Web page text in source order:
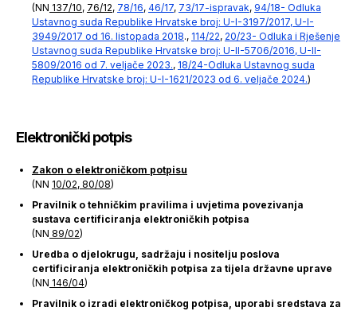
(NN 137/10, 76/12, 78/16, 46/17, 73/17-ispravak, 94/18- Odluka
Ustavnog suda Republike Hrvatske broj: U-I-3197/2017, U-I-
3949/2017 od 16. listopada 2018., 114/22, 20/23- Odluka i Rješenje
Ustavnog suda Republike Hrvatske broj: U-II-5706/2016, U-II-
5809/2016 od 7. veljače 2023., 18/24-Odluka Ustavnog suda
Republike Hrvatske broj: U-I-1621/2023 od 6. veljače 2024.)
Elektronički potpis
Zakon o elektroničkom potpisu
(NN 10/02, 80/08)
Pravilnik o tehničkim pravilima i uvjetima povezivanja
sustava certificiranja elektroničkih potpisa
(NN 89/02)
Uredba o djelokrugu, sadržaju i nositelju poslova
certificiranja elektroničkih potpisa za tijela državne uprave
(NN 146/04)
Pravilnik o izradi elektroničkog potpisa, uporabi sredstava za